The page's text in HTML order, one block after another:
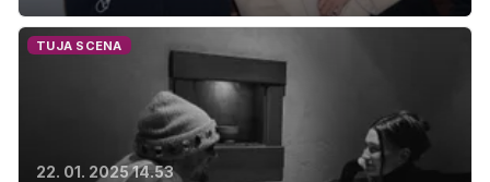
TUJA SCENA
22. 01. 2025 14.53